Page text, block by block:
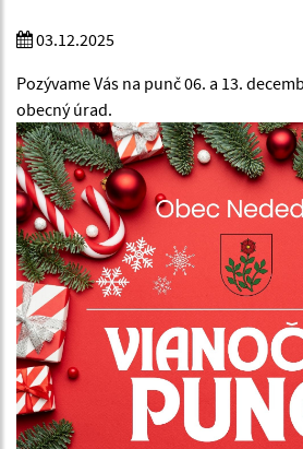
03.12.2025
Pozývame Vás na punč 06. a 13.
obecný úrad.